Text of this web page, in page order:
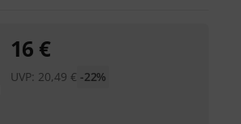
16 €
UVP: 20,49 € -22%